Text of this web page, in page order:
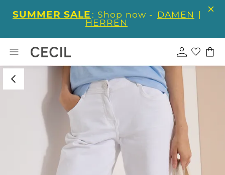
SUMMER SALE : Shop now - DAMEN |
HERREN